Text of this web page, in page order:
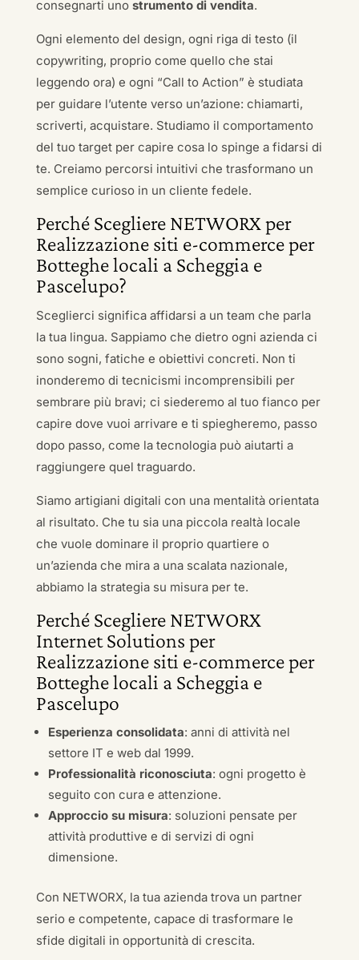
consegnarti uno strumento di vendita.
Ogni elemento del design, ogni riga di testo (il
copywriting, proprio come quello che stai
leggendo ora) e ogni “Call to Action” è studiata
per guidare l’utente verso un’azione: chiamarti,
scriverti, acquistare. Studiamo il comportamento
del tuo target per capire cosa lo spinge a fidarsi di
te. Creiamo percorsi intuitivi che trasformano un
semplice curioso in un cliente fedele.
Perché Scegliere NETWORX per
Realizzazione siti e-commerce per
Botteghe locali a Scheggia e
Pascelupo?
Sceglierci significa affidarsi a un team che parla
la tua lingua. Sappiamo che dietro ogni azienda ci
sono sogni, fatiche e obiettivi concreti. Non ti
inonderemo di tecnicismi incomprensibili per
sembrare più bravi; ci siederemo al tuo fianco per
capire dove vuoi arrivare e ti spiegheremo, passo
dopo passo, come la tecnologia può aiutarti a
raggiungere quel traguardo.
Siamo artigiani digitali con una mentalità orientata
al risultato. Che tu sia una piccola realtà locale
che vuole dominare il proprio quartiere o
un’azienda che mira a una scalata nazionale,
abbiamo la strategia su misura per te.
Perché Scegliere NETWORX
Internet Solutions per
Realizzazione siti e-commerce per
Botteghe locali a Scheggia e
Pascelupo
Esperienza consolidata: anni di attività nel
settore IT e web dal 1999.
Professionalità riconosciuta: ogni progetto è
seguito con cura e attenzione.
Approccio su misura: soluzioni pensate per
attività produttive e di servizi di ogni
dimensione.
Con NETWORX, la tua azienda trova un partner
serio e competente, capace di trasformare le
sfide digitali in opportunità di crescita.